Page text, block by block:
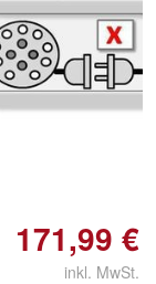
171,99 €
inkl. MwSt.